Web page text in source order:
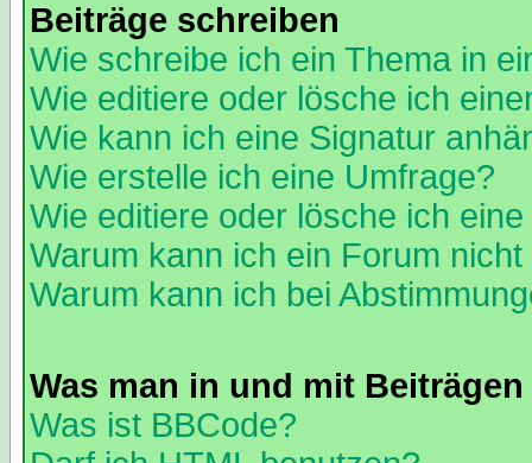
Beiträge schreiben
Wie schreibe ich ein Thema in
Wie editiere oder lösche ich
Wie kann ich eine Signatur
Wie erstelle ich eine Umfrage?
Wie editiere oder lösche ich
Warum kann ich ein Forum
Warum kann ich bei
Was man in und mit
Was ist BBCode?